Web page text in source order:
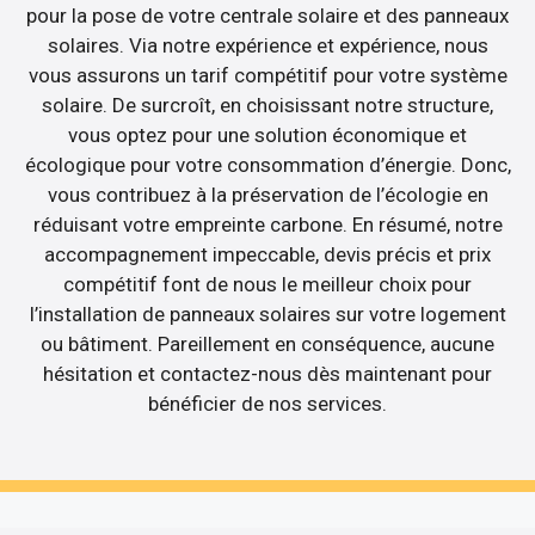
pour la pose de votre centrale solaire et des panneaux
solaires. Via notre expérience et expérience, nous
vous assurons un tarif compétitif pour votre système
solaire. De surcroît, en choisissant notre structure,
vous optez pour une solution économique et
écologique pour votre consommation d’énergie. Donc,
vous contribuez à la préservation de l’écologie en
réduisant votre empreinte carbone. En résumé, notre
accompagnement impeccable, devis précis et prix
compétitif font de nous le meilleur choix pour
l’installation de panneaux solaires sur votre logement
ou bâtiment. Pareillement en conséquence, aucune
hésitation et contactez-nous dès maintenant pour
bénéficier de nos services.